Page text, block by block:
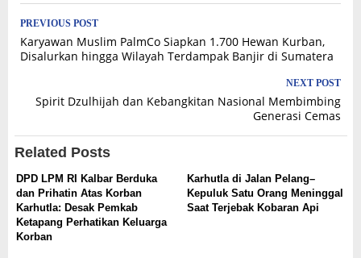
Post
navigation
PREVIOUS POST
Karyawan Muslim PalmCo Siapkan 1.700 Hewan Kurban,
Disalurkan hingga Wilayah Terdampak Banjir di Sumatera
NEXT POST
Spirit Dzulhijah dan Kebangkitan Nasional Membimbing
Generasi Cemas
Related Posts
DPD LPM RI Kalbar Berduka
dan Prihatin Atas Korban
Karhutla: Desak Pemkab
Ketapang Perhatikan Keluarga
Korban
Karhutla di Jalan Pelang–
Kepuluk Satu Orang Meninggal
Saat Terjebak Kobaran Api